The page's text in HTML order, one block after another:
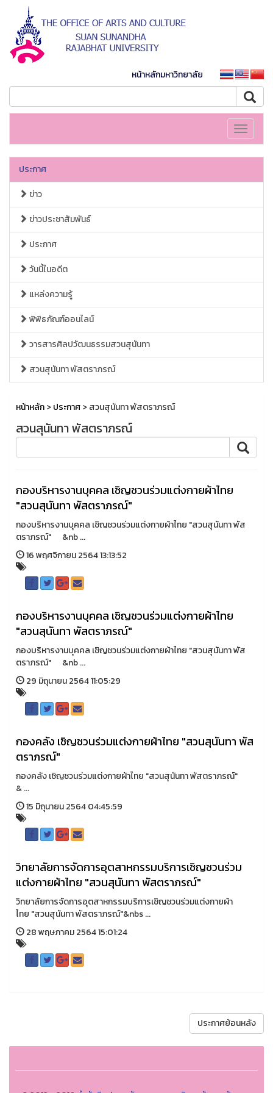
หน้าหลักมหาวิทยาลัย
Toggle
ประกาศ
ข่าว
ข่าวประชาสัมพันธ์
ประกาศ
วันนี้ในอดีต
แหล่งความรู้
พิพิธภัณฑ์ออนไลน์
วารสารศิลปวัฒนธรรมสวนสุนันทา
สวนสุนันทา พัสตราภรณ์
หน้าหลัก>ประกาศ> สวนสุนันทา พัสตราภรณ์
สวนสุนันทา พัสตราภรณ์
กองบริหารงานบุคคล เชิญชวนร่วมแต่งกายผ้าไทย
"สวนสุนันทา พัสตราภรณ์"
กองบริหารงานบุคคล เชิญชวนร่วมแต่งกายผ้าไทย "สวนสุนันทา พัส
ตราภรณ์" &nb ...
16 พฤศจิกายน 2564 13:13:52
กองบริหารงานบุคคล เชิญชวนร่วมแต่งกายผ้าไทย
"สวนสุนันทา พัสตราภรณ์"
กองบริหารงานบุคคล เชิญชวนร่วมแต่งกายผ้าไทย "สวนสุนันทา พัส
ตราภรณ์" &nb ...
29 มิถุนายน 2564 11:05:29
กองคลัง เชิญชวนร่วมแต่งกายผ้าไทย "สวนสุนันทา พัส
ตราภรณ์"
กองคลัง เชิญชวนร่วมแต่งกายผ้าไทย "สวนสุนันทา พัสตราภรณ์"
& ...
15 มิถุนายน 2564 04:45:59
วิทยาลัยการจัดการอุตสาหกรรมบริการเชิญชวนร่วม
แต่งกายผ้าไทย "สวนสุนันทา พัสตราภรณ์"
วิทยาลัยการจัดการอุตสาหกรรมบริการเชิญชวนร่วมแต่งกายผ้า
ไทย "สวนสุนันทา พัสตราภรณ์"&nbs ...
28 พฤษภาคม 2564 15:01:24
ประกาศย้อนหลัง